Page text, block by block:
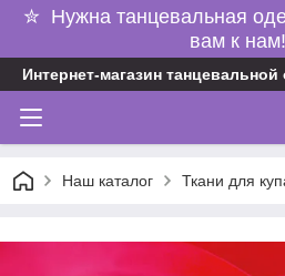
✮ Нужна танцевальная
вам к
Интернет-магазин
Наш каталог Ткани для